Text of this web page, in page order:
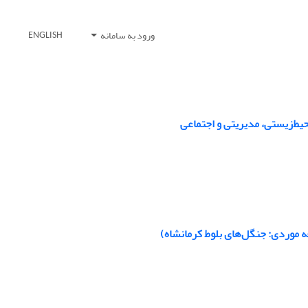
ورود به سامانه ENGLISH
مدیریتی و اجتماعی